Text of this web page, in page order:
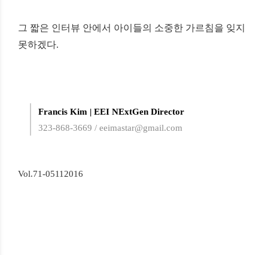
그 짧은 인터뷰 안에서 아이들의 소중한 가르침을 잊지
못하겠다.
Francis Kim | EEI NExtGen Director
323-868-3669 / eeimastar@gmail.com
Vol.71-05112016